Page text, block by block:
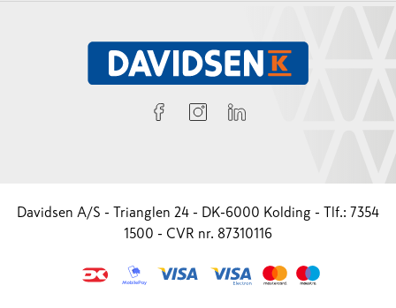
Davidsen A/S - Trianglen 24 - DK-6000 Kolding - Tlf.: 7354
1500 - CVR nr. 87310116